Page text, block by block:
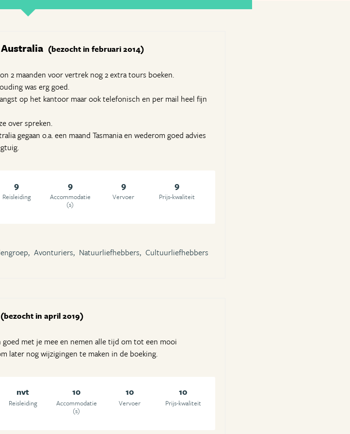
(bezocht in februari 2014)
2 maanden voor vertrek nog 2 extra tours boeken.
was erg goed.
op het kantoor maar ook telefonisch en per mail heel fijn
over spreken.
gegaan o.a. een maand Tasmania en wederom goed advies
9
Reisleiding
9
Accommodatie
(s)
9
Vervoer
9
Prijs-kwaliteit
Avonturiers, Natuurliefhebbers, Cultuurliefhebbers
(bezocht in april 2019)
met je mee en nemen alle tijd om tot een mooi
later nog wijzigingen te maken in de boeking.
nvt
Reisleiding
10
Accommodatie
(s)
10
Vervoer
10
Prijs-kwaliteit